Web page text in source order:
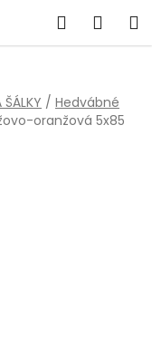
Hledat
ŠÁLKY / Hedvábné
oranžová 5x85